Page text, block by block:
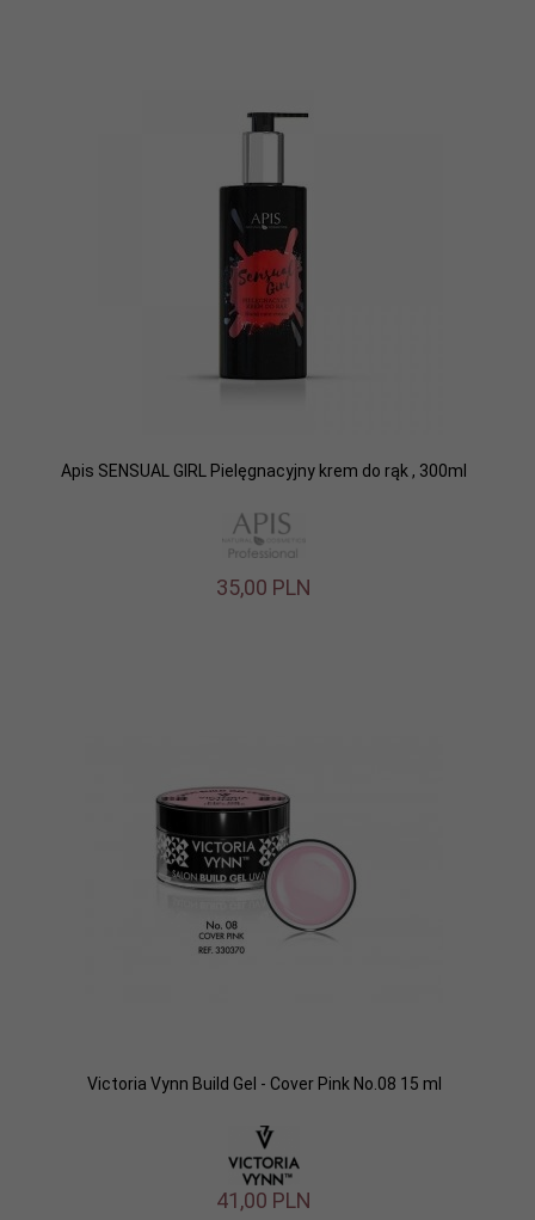
Apis SENSUAL GIRL Pielęgnacyjny krem do rąk , 300ml
35,00 PLN
Victoria Vynn Build Gel - Cover Pink No.08 15 ml
41,00 PLN